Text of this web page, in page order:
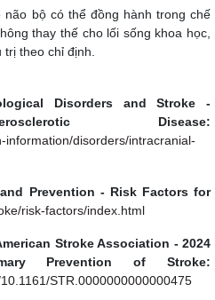
bộ có thể đồng hành trong chế
thay thế cho lối sống khoa học,
trị theo chỉ định.
Disorders and Stroke -
Disease:
information/disorders/intracranial-
Prevention - Risk Factors for
risk-factors/index.html
Stroke Association - 2024
Prevention of Stroke:
STR.0000000000000475